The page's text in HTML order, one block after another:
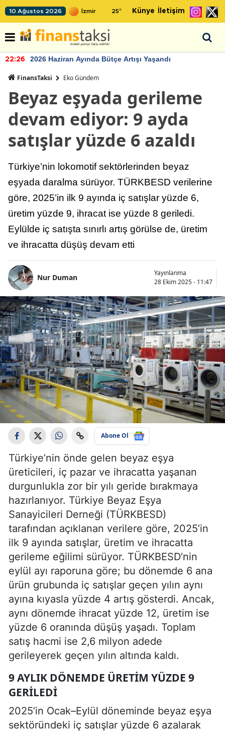
10 Ağustos 2026 25° Künye İletişim
22:26 2026 Haziran Ayında Bütçe Artışı Yaşandı
FinansTaksi Eko Gündem
Beyaz eşyada gerileme
devam ediyor: 9 ayda
satışlar yüzde 6 azaldı
Türkiye’nin lokomotif sektörlerinden beyaz
eşyada daralma sürüyor. TÜRKBESD verilerine
göre, 2025’in ilk 9 ayında iç satışlar yüzde 6,
üretim yüzde 9, ihracat ise yüzde 8 geriledi.
Eylülde iç satışta sınırlı artış görülse de, üretim
ve ihracatta düşüş devam etti
Nur Duman
Yayınlanma
28 Ekim 2025 - 11:47
Abone Ol
Türkiye’nin önde gelen beyaz eşya
üreticileri, iç pazar ve ihracatta yaşanan
durgunlukla zor bir yılı geride bırakmaya
hazırlanıyor. Türkiye Beyaz Eşya
Sanayicileri Derneği (TÜRKBESD)
tarafından açıklanan verilere göre, 2025’in
ilk 9 ayında satışlar, üretim ve ihracatta
gerileme eğilimi sürüyor. TÜRKBESD’nin
eylül ayı raporuna göre; bu dönemde 6 ana
ürün grubunda iç satışlar geçen yılın aynı
ayına kıyasla yüzde 4 artış gösterdi. Ancak,
aynı dönemde ihracat yüzde 12, üretim ise
yüzde 6 oranında düşüş yaşadı. Toplam
satış hacmi ise 2,6 milyon adede
gerileyerek geçen yılın altında kaldı.
9 AYLIK DÖNEMDE ÜRETIM YÜZDE 9
GERILEDI
2025’in Ocak–Eylül döneminde beyaz eşya
sektöründeki iç satışlar yüzde 6 azalarak